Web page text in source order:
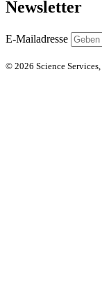
Newsletter
E-Mailadresse
© 2026 Science Services,